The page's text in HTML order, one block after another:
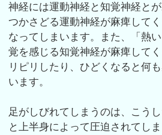
神経には運動神経と知覚神経と
つかさどる運動神経が麻痺して
なってしまいます。また、「熱
覚を感じる知覚神経が麻痺して
リピリしたり、ひどくなると何
います。
足がしびれてしまうのは、こう
と上半身によって圧迫されてし